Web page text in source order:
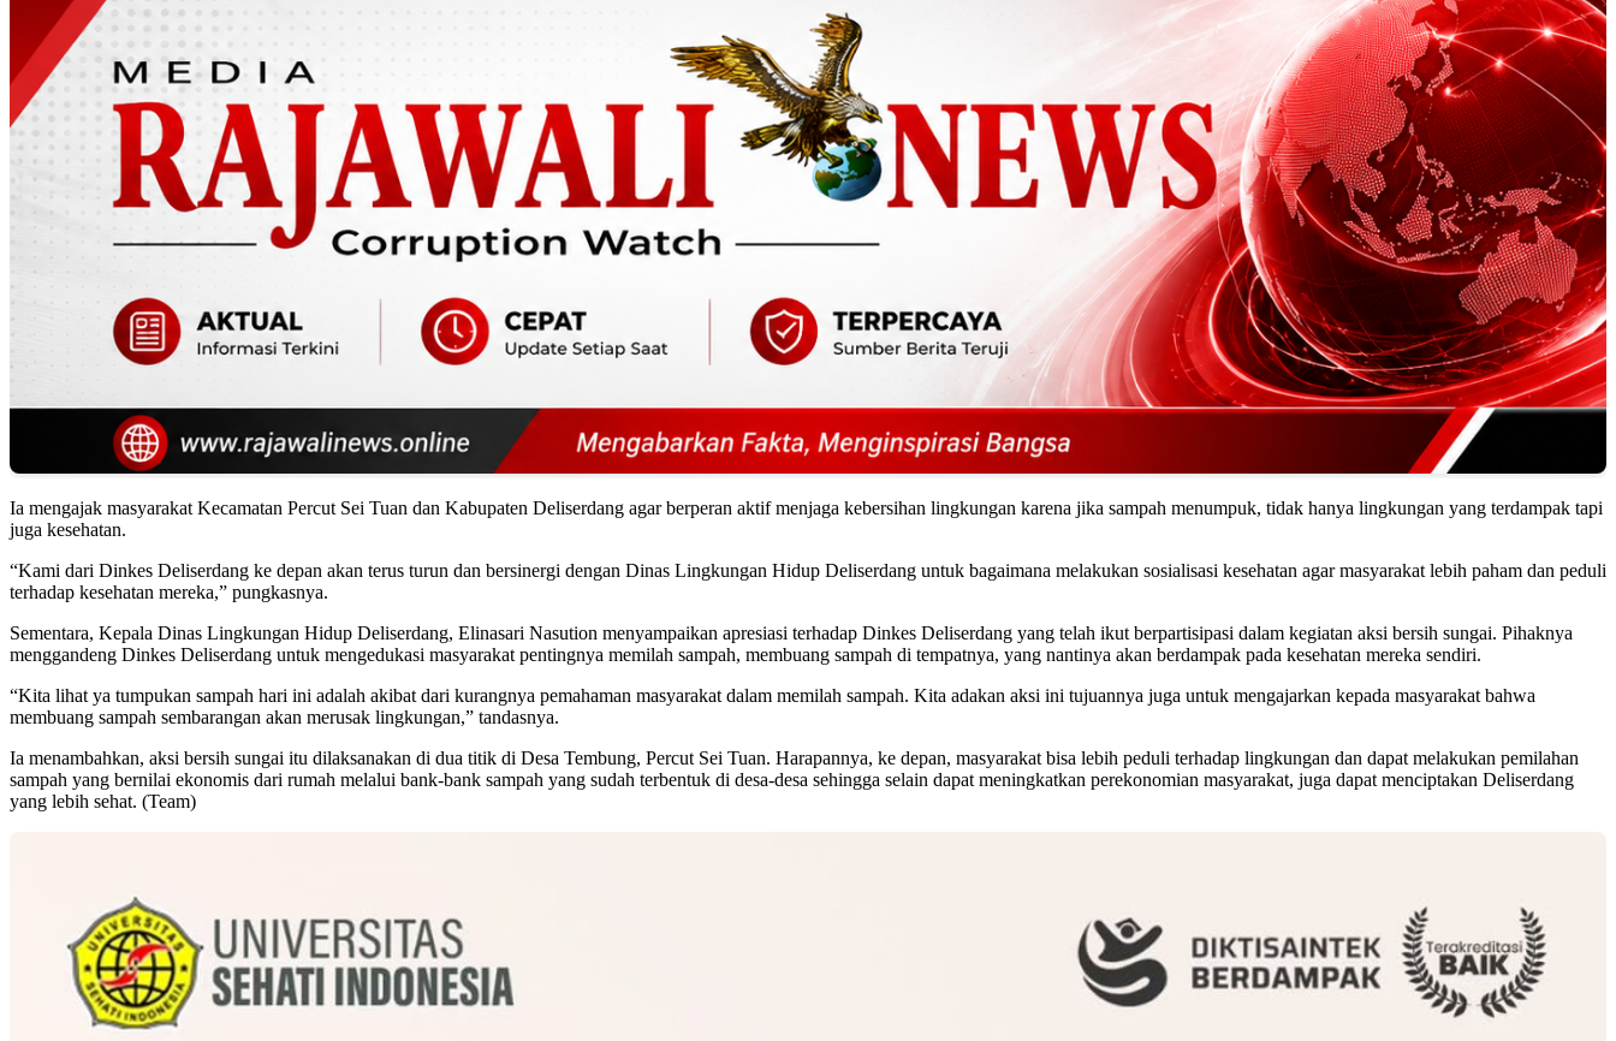
Ia mengajak masyarakat Kecamatan Percut Sei Tuan dan Kabupaten Deliserdang agar berperan aktif menjaga kebersihan lingkungan karena jika sampah menumpuk, tidak hanya lingkungan yang terdampak tapi
juga kesehatan.
“Kami dari Dinkes Deliserdang ke depan akan terus turun dan bersinergi dengan Dinas Lingkungan Hidup Deliserdang untuk bagaimana melakukan sosialisasi kesehatan agar masyarakat lebih paham dan peduli
terhadap kesehatan mereka,” pungkasnya.
Sementara, Kepala Dinas Lingkungan Hidup Deliserdang, Elinasari Nasution menyampaikan apresiasi terhadap Dinkes Deliserdang yang telah ikut berpartisipasi dalam kegiatan aksi bersih sungai. Pihaknya
menggandeng Dinkes Deliserdang untuk mengedukasi masyarakat pentingnya memilah sampah, membuang sampah di tempatnya, yang nantinya akan berdampak pada kesehatan mereka sendiri.
“Kita lihat ya tumpukan sampah hari ini adalah akibat dari kurangnya pemahaman masyarakat dalam memilah sampah. Kita adakan aksi ini tujuannya juga untuk mengajarkan kepada masyarakat bahwa
membuang sampah sembarangan akan merusak lingkungan,” tandasnya.
Ia menambahkan, aksi bersih sungai itu dilaksanakan di dua titik di Desa Tembung, Percut Sei Tuan. Harapannya, ke depan, masyarakat bisa lebih peduli terhadap lingkungan dan dapat melakukan pemilahan
sampah yang bernilai ekonomis dari rumah melalui bank-bank sampah yang sudah terbentuk di desa-desa sehingga selain dapat meningkatkan perekonomian masyarakat, juga dapat menciptakan Deliserdang
yang lebih sehat. (Team)